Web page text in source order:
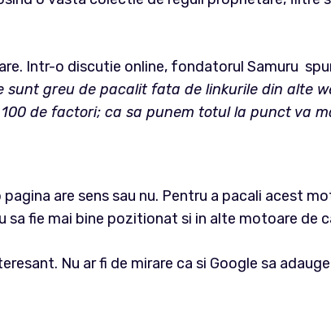
Intr-o discutie online, fondatorul Samuru
sunt greu de pacalit fata de linkurile din alte
de factori; ca sa punem totul la punct va
are sens sau nu. Pentru a pacali acest
fie mai bine pozitionat si in alte motoare de
Nu ar fi de mirare ca si Google sa